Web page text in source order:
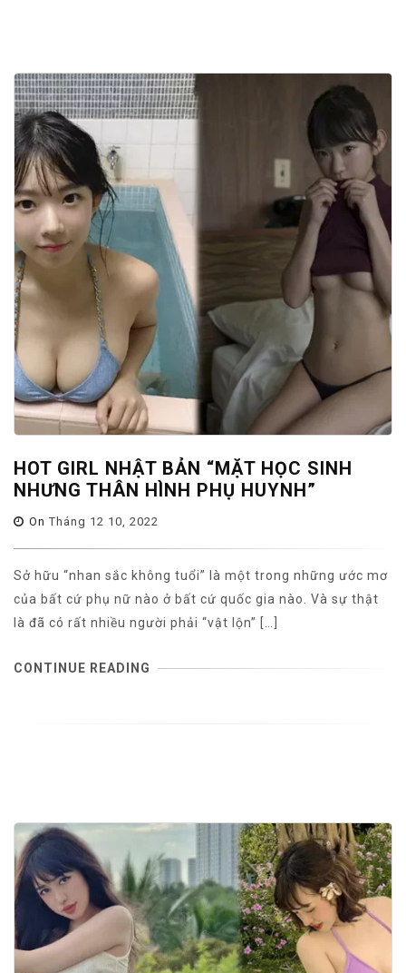
HOT GIRL NHẬT BẢN “MẶT HỌC SINH
NHƯNG THÂN HÌNH PHỤ HUYNH”
On Tháng 12 10, 2022
Sở hữu “nhan sắc không tuổi” là một trong những ước mơ
của bất cứ phụ nữ nào ở bất cứ quốc gia nào. Và sự thật
là đã có rất nhiều người phải “vật lộn” […]
CONTINUE READING